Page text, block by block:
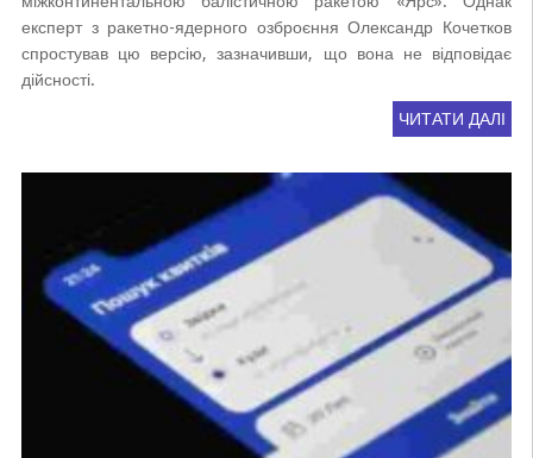
експерт з ракетно-ядерного озброєння Олександр Кочетков
спростував цю версію, зазначивши, що вона не відповідає
дійсності.
ЧИТАТИ ДАЛІ